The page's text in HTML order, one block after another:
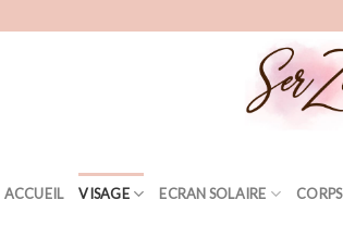
ACCUEIL VISAGE ECRAN SOLAIRE